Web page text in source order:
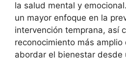
la salud mental y
un mayor enfoque en la
intervención temprana, así
reconocimiento más
abordar el bienestar desde